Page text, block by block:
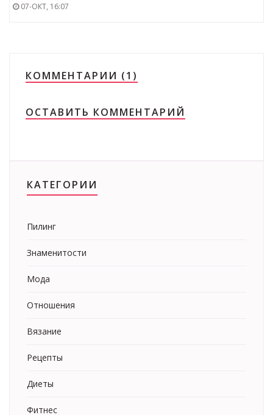
07-ОКТ, 16:07
КОММЕНТАРИИ (1)
ОСТАВИТЬ КОММЕНТАРИЙ
КАТЕГОРИИ
Пилинг
Знаменитости
Мода
Отношения
Вязание
Рецепты
Диеты
Фитнес